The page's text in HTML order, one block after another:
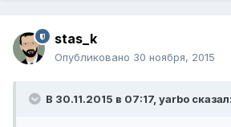
stas_k
Опубликовано 30 ноября, 2015
В 30.11.2015 в 07:17, yarbo сказал: